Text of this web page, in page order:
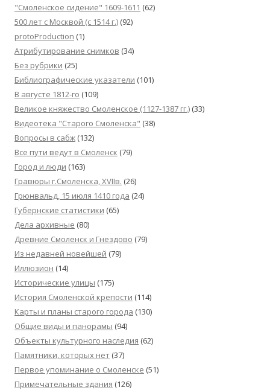
"Смоленское сидение" 1609-1611 (62)
500 лет с Москвой (c 1514 г.) (92)
protoProduction (1)
Атрибутирование снимков (34)
Без рубрики (25)
Библиографические указатели (101)
В августе 1812-го (109)
Великое княжество Смоленское (1127-1387 гг.) (33)
Видеотека "Cтарого Смоленска" (38)
Вопросы в сабж (132)
Все пути ведут в Смоленск (79)
Город и люди (163)
Гравюры г.Смоленска, XVIIв. (26)
Грюнвальд, 15 июля 1410 года (24)
Губернские статистики (65)
Дела архивные (80)
Древние Смоленск и Гнездово (79)
Из недавней новейшей (79)
Иллюзион (14)
Исторические улицы (175)
История Смоленской крепости (114)
Карты и планы старого города (130)
Общие виды и панорамы (94)
Объекты культурного наследия (62)
Памятники, которых нет (37)
Первое упоминание о Смоленске (51)
Примечательные здания (126)